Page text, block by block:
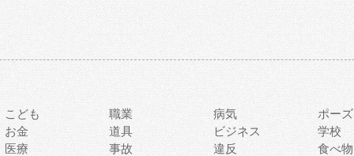
こども 職業 病気
ポーズ
お金 道具 ビジネス
学校
医療 事故 違反
食べ物